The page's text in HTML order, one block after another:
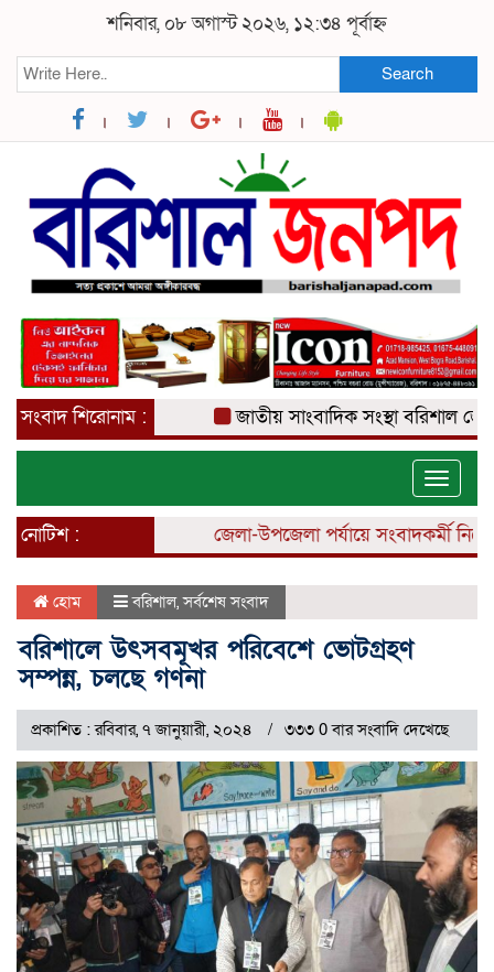
শনিবার, ০৮ অগাস্ট ২০২৬, ১২:৩৪ পূর্বাহ্ন
Search
সংবাদ শিরোনাম : জাতীয় সাংবাদিক সংস্থা বরিশাল জেলা
Toggle
নোটিশ :
জেলা-উপজেলা পর্যায়ে সংবাদকর্মী নিয়োগ
হোম বরিশাল,সর্বশেষ সংবাদ
বরিশালে উৎসবমূখর পরিবেশে ভোটগ্রহণ
সম্পন্ন, চলছে গণনা
প্রকাশিত : রবিবার, ৭ জানুয়ারী, ২০২৪ ৩৩৩ 0 বার সংবাদি দেখেছে